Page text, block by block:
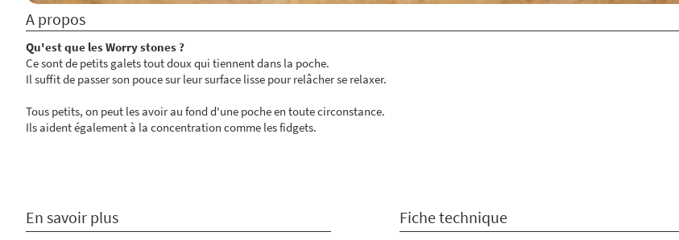
A propos
Qu'est que les Worry stones ?
Ce sont de petits galets tout doux qui tiennent dans la poche.
Il suffit de passer son pouce sur leur surface lisse pour relâcher se relaxer.
Tous petits, on peut les avoir au fond d'une poche en toute circonstance.
Ils aident également à la concentration comme les fidgets.
En savoir plus Fiche technique